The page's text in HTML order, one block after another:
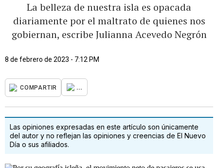
La belleza de nuestra isla es opacada
diariamente por el maltrato de quienes nos
gobiernan, escribe Julianna Acevedo Negrón
8 de febrero de 2023 - 7:12 PM
COMPARTIR ...
Las opiniones expresadas en este artículo son únicamente
del autor y no reflejan las opiniones y creencias de El Nuevo
Día o sus afiliados.